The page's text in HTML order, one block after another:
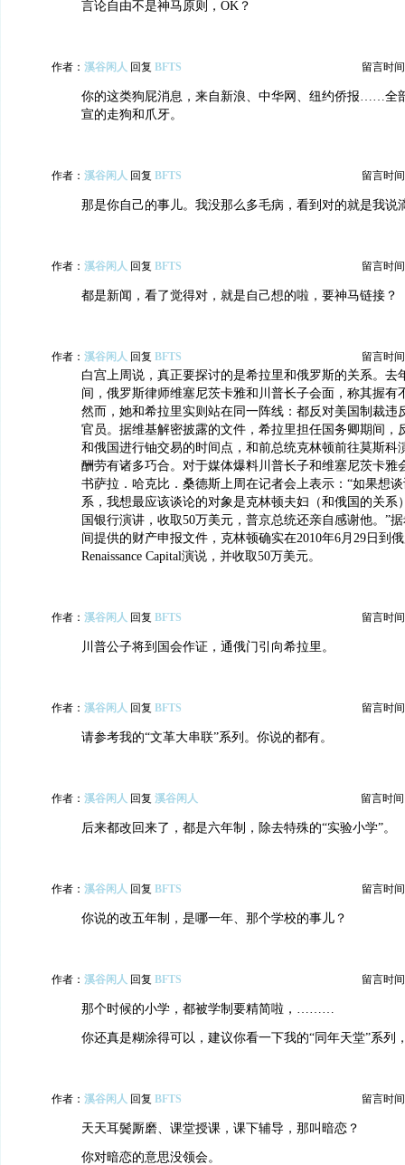
言论自由不是神马原则，OK？
作者： 溪谷闲人 回复 BFTS 留言时
你的这类狗屁消息，来自新浪、中华网、纽约侨报……全
宣的走狗和爪牙。
作者： 溪谷闲人 回复 BFTS 留言时
那是你自己的事儿。我没那么多毛病，看到对的就是我说
作者： 溪谷闲人 回复 BFTS 留言时
都是新闻，看了觉得对，就是自己想的啦，要神马链接？
作者： 溪谷闲人 回复 BFTS 留言时
白宫上周说，真正要探讨的是希拉里和俄罗斯的关系。去
间，俄罗斯律师维塞尼茨卡雅和川普长子会面，称其握有
然而，她和希拉里实则站在同一阵线：都反对美国制裁违
官员。据维基解密披露的文件，希拉里担任国务卿期间，
和俄国进行铀交易的时间点，和前总统克林顿前往莫斯科
酬劳有诸多巧合。对于媒体爆料川普长子和维塞尼茨卡雅
书萨拉．哈克比．桑德斯上周在记者会上表示：“如果想
系，我想最应该谈论的对象是克林顿夫妇（和俄国的关系
国银行演讲，收取50万美元，普京总统还亲自感谢他。”
间提供的财产申报文件，克林顿确实在2010年6月29日到
Renaissance Capital演说，并收取50万美元。
作者： 溪谷闲人 回复 BFTS 留言时
川普公子将到国会作证，通俄门引向希拉里。
作者： 溪谷闲人 回复 BFTS 留言时
请参考我的“文革大串联”系列。你说的都有。
作者： 溪谷闲人 回复 溪谷闲人 留言时间
后来都改回来了，都是六年制，除去特殊的“实验小学”。
作者： 溪谷闲人 回复 BFTS 留言时
你说的改五年制，是哪一年、那个学校的事儿？
作者： 溪谷闲人 回复 BFTS 留言时
那个时候的小学，都被学制要精简啦，………
你还真是糊涂得可以，建议你看一下我的“同年天堂”系列
作者： 溪谷闲人 回复 BFTS 留言时
天天耳鬓厮磨、课堂授课，课下辅导，那叫暗恋？
你对暗恋的意思没领会。